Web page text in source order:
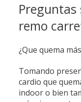
remo
¿Que quema
Tomando
cardio que
indoor o bien